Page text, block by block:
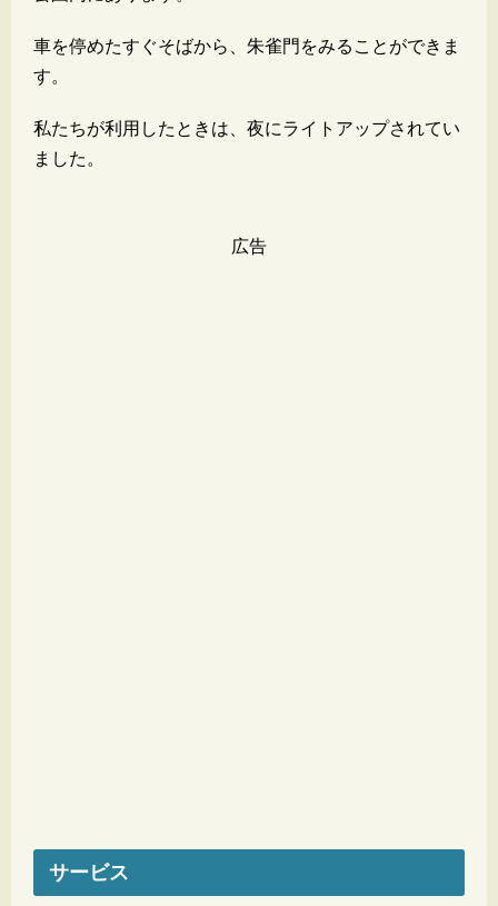
車を停めたすぐそばから、朱雀門をみることができま
す。
私たちが利用したときは、夜にライトアップされてい
ました。
広告
サービス